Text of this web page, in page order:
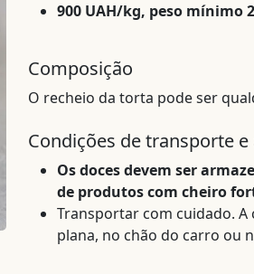
900 UAH/kg, peso mínimo
Composição
O recheio da torta pode ser
Condições de transporte
Os doces devem ser
de produtos com cheiro
Transportar com cuidado. A
plana, no chão do carro ou